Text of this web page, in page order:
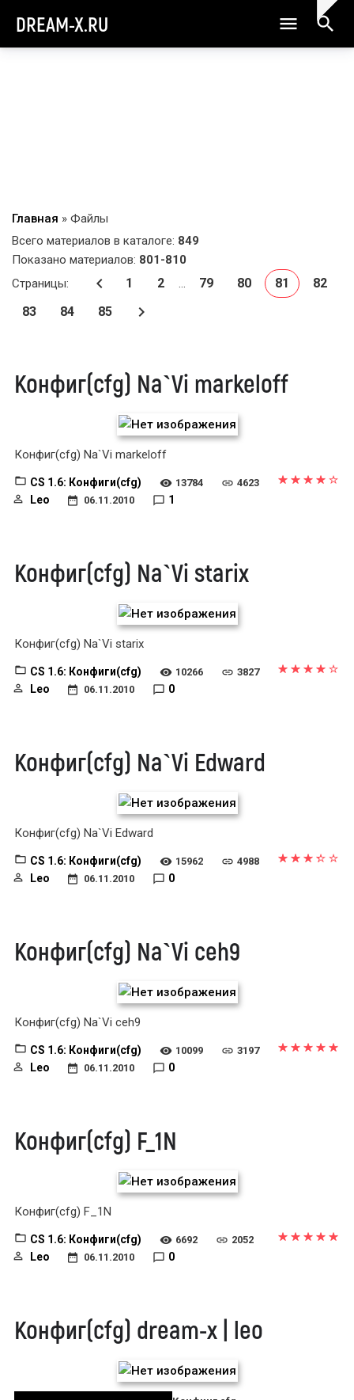
DREAM-X.RU
Главная » Файлы
Всего материалов в каталоге: 849
Показано материалов: 801-810
Страницы: 1 2 ... 79 80 81
82
83
84 85
Конфиг(cfg) Na`Vi markeloff
Конфиг(cfg) Na`Vi markeloff
CS 1.6: Конфиги(cfg) 13784 4623
Leo 06.11.2010 1
Конфиг(cfg) Na`Vi starix
Конфиг(cfg) Na`Vi starix
CS 1.6: Конфиги(cfg) 10266 3827
Leo 06.11.2010 0
Конфиг(cfg) Na`Vi Edward
Конфиг(cfg) Na`Vi Edward
CS 1.6: Конфиги(cfg) 15962 4988
Leo 06.11.2010 0
Конфиг(cfg) Na`Vi ceh9
Конфиг(cfg) Na`Vi ceh9
CS 1.6: Конфиги(cfg) 10099 3197
Leo 06.11.2010 0
Конфиг(cfg) F_1N
Конфиг(cfg) F_1N
CS 1.6: Конфиги(cfg) 6692 2052
Leo 06.11.2010 0
Конфиг(cfg) dream-x | leo